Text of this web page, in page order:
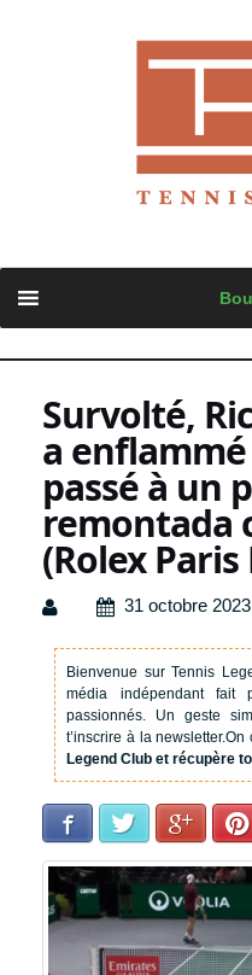
content
Survolté,
a
passé à un
remontada
(Rolex
31 octobre 2023
Bienvenue sur Tennis
média indépendant fait
passionnés. Un geste
t’inscrire à la newsletter.On
Legend Club et récupère
Facebook Twitter Google+